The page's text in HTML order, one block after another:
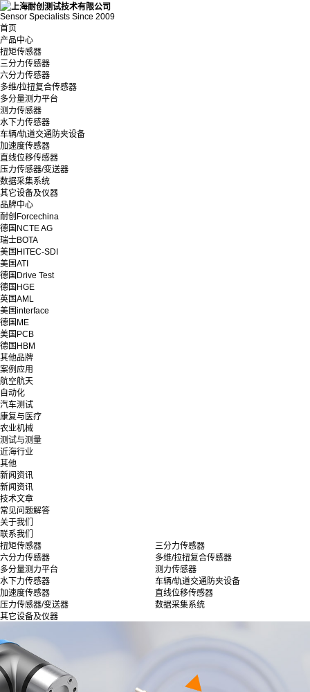
Sensor Specialists Since 2009
首页
产品中心
扭矩传感器
三分力传感器
六分力传感器
多维/拉扭复合传感器
多分量测力平台
测力传感器
水下力传感器
车辆/轨道交通防夹设备
加速度传感器
直线位移传感器
压力传感器/变送器
数据采集系统
其它设备及仪器
品牌中心
耐创Forcechina
德国NCTE AG
瑞士BOTA
美国HITEC-SDI
美国ATI
德国Drive Test
德国HGE
英国AML
美国interface
德国ME
美国PCB
德国HBM
其他品牌
案例应用
航空航天
自动化
汽车测试
康复与医疗
农业机械
测试与测量
近海行业
其他
新闻资讯
新闻资讯
技术文章
常见问题解答
关于我们
联系我们
扭矩传感器
三分力传感器
六分力传感器
多维/拉扭复合传感器
多分量测力平台
测力传感器
水下力传感器
车辆/轨道交通防夹设备
加速度传感器
直线位移传感器
压力传感器/变送器
数据采集系统
其它设备及仪器